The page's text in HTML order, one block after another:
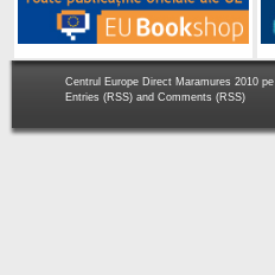
Centrul Europe Direct Maramures 2010 pe
Entries (RSS) and Comments (RSS)